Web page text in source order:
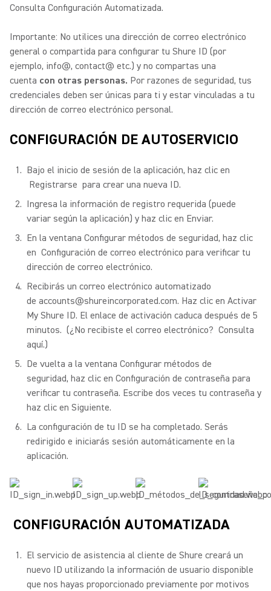
Consulta Configuración Automatizada.
Importante: No utilices una dirección de correo electrónico
general o compartida para configurar tu Shure ID (por
ejemplo, info@, contact@ etc.) y no compartas una
cuenta con otras personas. Por razones de seguridad, tus
credenciales deben ser únicas para ti y estar vinculadas a tu
dirección de correo electrónico personal.
CONFIGURACIÓN DE AUTOSERVICIO
Bajo el inicio de sesión de la aplicación, haz clic en
Registrarse para crear una nueva ID.
Ingresa la información de registro requerida (puede
variar según la aplicación) y haz clic en Enviar.
En la ventana Configurar métodos de seguridad, haz clic
en Configuración de correo electrónico para verificar tu
dirección de correo electrónico.
Recibirás un correo electrónico automatizado
de accounts@shureincorporated.com. Haz clic en Activar
My Shure ID. El enlace de activación caduca después de 5
minutos. (¿No recibiste el correo electrónico? Consulta
aquí.)
De vuelta a la ventana Configurar métodos de
seguridad, haz clic en Configuración de contraseña para
verificar tu contraseña. Escribe dos veces tu contraseña y
haz clic en Siguiente.
La configuración de tu ID se ha completado. Serás
redirigido e iniciarás sesión automáticamente en la
aplicación.
CONFIGURACIÓN AUTOMATIZADA
El servicio de asistencia al cliente de Shure creará un
nuevo ID utilizando la información de usuario disponible
que nos hayas proporcionado previamente por motivos